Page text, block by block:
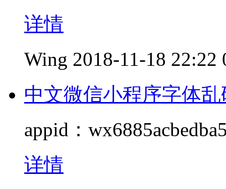
详情
Wing 2018-11-18 22:22
中文微信小程序字体乱
appid：
详情